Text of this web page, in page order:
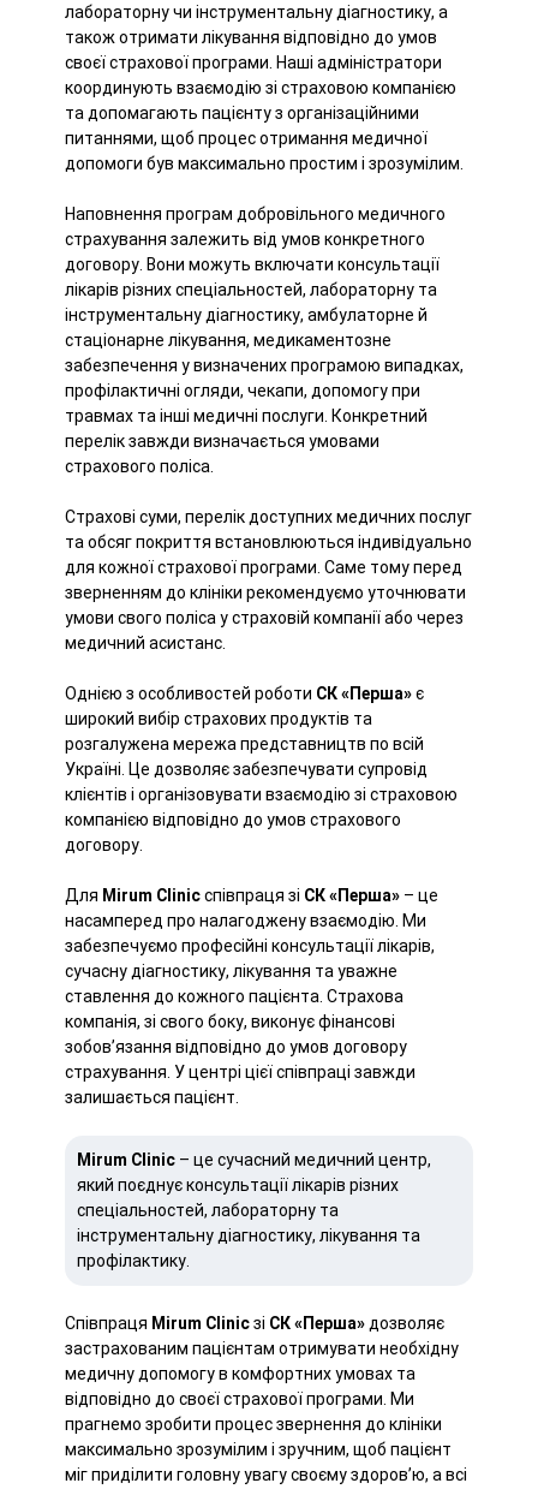
лабораторну чи інструментальну діагностику, а
також отримати лікування відповідно до умов
своєї страхової програми. Наші адміністратори
координують взаємодію зі страховою компанією
та допомагають пацієнту з організаційними
питаннями, щоб процес отримання медичної
допомоги був максимально простим і зрозумілим.
Наповнення програм добровільного медичного
страхування залежить від умов конкретного
договору. Вони можуть включати консультації
лікарів різних спеціальностей, лабораторну та
інструментальну діагностику, амбулаторне й
стаціонарне лікування, медикаментозне
забезпечення у визначених програмою випадках,
профілактичні огляди, чекапи, допомогу при
травмах та інші медичні послуги. Конкретний
перелік завжди визначається умовами
страхового поліса.
Страхові суми, перелік доступних медичних послуг
та обсяг покриття встановлюються індивідуально
для кожної страхової програми. Саме тому перед
зверненням до клініки рекомендуємо уточнювати
умови свого поліса у страховій компанії або через
медичний асистанс.
Однією з особливостей роботи СК «Перша»є
широкий вибір страхових продуктів та
розгалужена мережа представництв по всій
Україні. Це дозволяє забезпечувати супровід
клієнтів і організовувати взаємодію зі страховою
компанією відповідно до умов страхового
договору.
Для Mirum Clinicспівпраця зі СК «Перша» – це
насамперед про налагоджену взаємодію. Ми
забезпечуємо професійні консультації лікарів,
сучасну діагностику, лікування та уважне
ставлення до кожного пацієнта. Страхова
компанія, зі свого боку, виконує фінансові
зобов’язання відповідно до умов договору
страхування. У центрі цієї співпраці завжди
залишається пацієнт.
Mirum Clinic – це сучасний медичний центр,
який поєднує консультації лікарів різних
спеціальностей, лабораторну та
інструментальну діагностику, лікування та
профілактику.
Співпраця Mirum Clinicзі СК «Перша» дозволяє
застрахованим пацієнтам отримувати необхідну
медичну допомогу в комфортних умовах та
відповідно до своєї страхової програми. Ми
прагнемо зробити процес звернення до клініки
максимально зрозумілим і зручним, щоб пацієнт
міг приділити головну увагу своєму здоров’ю, а всі